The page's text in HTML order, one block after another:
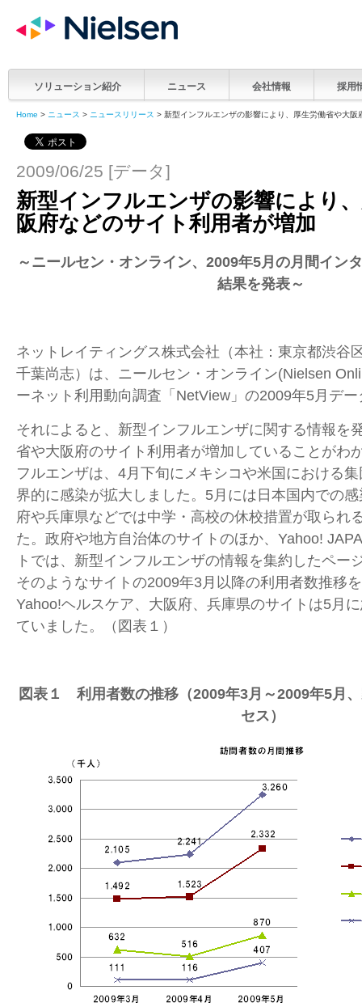
ソリューション紹介 ニュース 会社情報 採用
Home > ニュース > ニュースリリース > 新型インフルエンザの影響により、厚生労働省や大阪
2009/06/25 [データ]
新型インフルエンザの影響により
阪府などのサイト利用者が増加
～ニールセン・オンライン、2009年5月 の月間イン
結果を発表～
ネットレイティングス株式会社（本社：東京都渋谷
千葉尚志）は、ニールセン・オンライン(Nielsen
ーネット利用動向調査「NetView」の2009年5月デ
それによると、新型インフルエンザに関する情報を
省や大阪府のサイト利用者が増加していることがわ
フルエンザは、4月下旬にメキシコや米国における
界的に感染が拡大しました。5月には日本国内での
府や兵庫県などでは中学・高校の休校措置が取られ
た。政府や地方自治体のサイトのほか、Yahoo!
トでは、新型インフルエンザの情報を集約したペー
そのようなサイトの2009年3月以降の利用者数推移
Yahoo!ヘルスケア、大阪府、兵庫県のサイトは5月
ていました。（図表１）
図表１ 利用者数の推移（2009年3月～2009年5月
セス）